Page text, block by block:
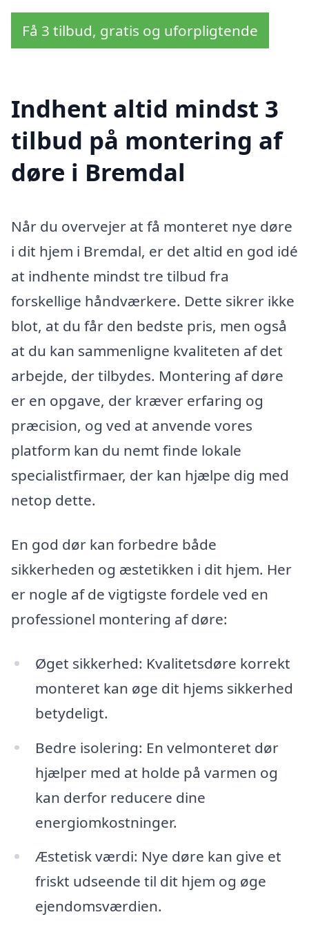
Få 3 tilbud, gratis og uforpligtende
Indhent altid mindst 3
tilbud på montering af
døre i Bremdal
Når du overvejer at få monteret nye døre
i dit hjem i Bremdal, er det altid en god idé
at indhente mindst tre tilbud fra
forskellige håndværkere. Dette sikrer ikke
blot, at du får den bedste pris, men også
at du kan sammenligne kvaliteten af det
arbejde, der tilbydes. Montering af døre
er en opgave, der kræver erfaring og
præcision, og ved at anvende vores
platform kan du nemt finde lokale
specialistfirmaer, der kan hjælpe dig med
netop dette.
En god dør kan forbedre både
sikkerheden og æstetikken i dit hjem. Her
er nogle af de vigtigste fordele ved en
professionel montering af døre:
Øget sikkerhed: Kvalitetsdøre korrekt
monteret kan øge dit hjems sikkerhed
betydeligt.
Bedre isolering: En velmonteret dør
hjælper med at holde på varmen og
kan derfor reducere dine
energiomkostninger.
Æstetisk værdi: Nye døre kan give et
friskt udseende til dit hjem og øge
ejendomsværdien.